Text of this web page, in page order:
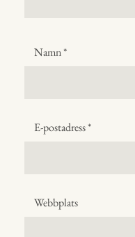
Namn*
E-postadress*
Webbplats